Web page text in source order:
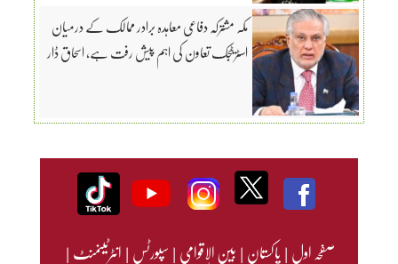
مکہ مشترکہ دفاعی معاہدہ برادر ممالک کے درمیان
اسٹریٹجک تعاون کی اہم پیش رفت ہے، اسحاق ڈار
صفحہ اول|پاکستان|بین الاقوامی|سپورٹس|انٹرٹینمنٹ|